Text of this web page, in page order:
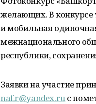
желающих. В конкурсе
и мобильная
межнационального
республики,
Заявки на участие
naf.r@yandex.ruc